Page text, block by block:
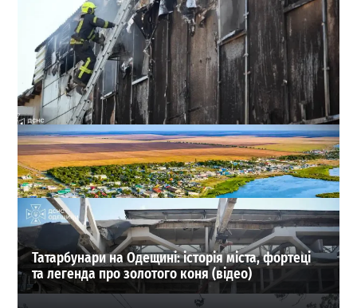
На Миколаївській дорозі в Одесі гасили масштабну
пожежу на складі (фото, відео)
0
02-08-2026 в 22:58
ВИБІР РЕДАКЦІЇ
Татарбунари на Одещині: історія міста, фортеці
та легенда про золотого коня (відео)